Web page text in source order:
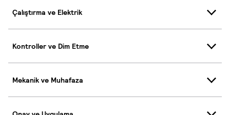
Çalıştırma ve Elektrik
Kontroller ve Dim Etme
Mekanik ve Muhafaza